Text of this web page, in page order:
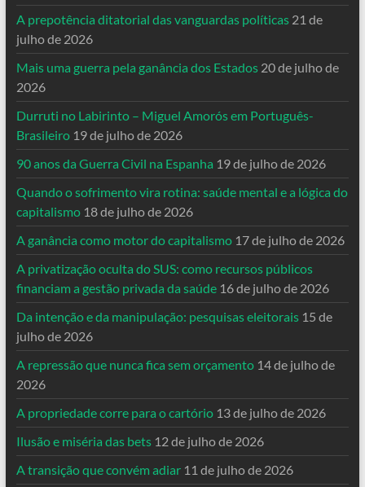
A prepotência ditatorial das vanguardas políticas 21 de
julho de 2026
Mais uma guerra pela ganância dos Estados 20 de julho de
2026
Durruti no Labirinto – Miguel Amorós em Português-
Brasileiro 19 de julho de 2026
90 anos da Guerra Civil na Espanha 19 de julho de 2026
Quando o sofrimento vira rotina: saúde mental e a lógica do
capitalismo 18 de julho de 2026
A ganância como motor do capitalismo 17 de julho de 2026
A privatização oculta do SUS: como recursos públicos
financiam a gestão privada da saúde 16 de julho de 2026
Da intenção e da manipulação: pesquisas eleitorais 15 de
julho de 2026
A repressão que nunca fica sem orçamento 14 de julho de
2026
A propriedade corre para o cartório 13 de julho de 2026
Ilusão e miséria das bets 12 de julho de 2026
A transição que convém adiar 11 de julho de 2026